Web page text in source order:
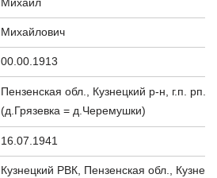
Михаил
Михайлович
00.00.1913
Пензенская обл., Кузнецкий р-н, г.п. рп.
(д.Грязевка = д.Черемушки)
16.07.1941
Кузнецкий РВК, Пензенская обл.,